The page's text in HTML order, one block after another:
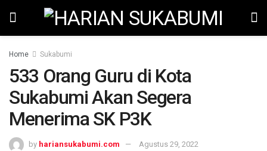
Home Sukabumi
533 Orang Guru di Kota
Sukabumi Akan Segera
Menerima SK P3K
by hariansukabumi.com Agustus 29, 2022